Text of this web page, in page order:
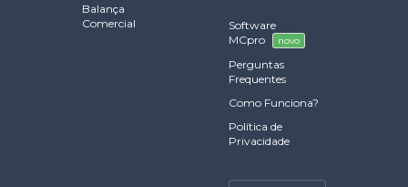
Balança
Comercial
Software
MCpro
novo
Perguntas
Frequentes
Como Funciona?
Política de
Privacidade